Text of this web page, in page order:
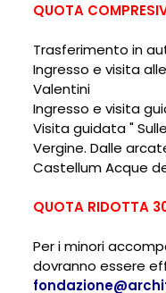
QUOTA
Trasferimento in
Ingresso e visita
Valentini
Ingresso e visita
Visita guidata "
Vergine. Dalle
Castellum Acque
QUOTA RIDOTTA
Per i minori
dovranno essere